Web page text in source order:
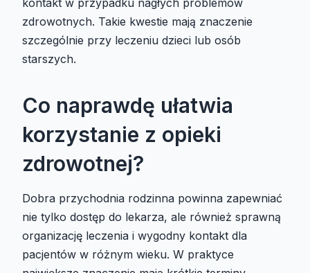
kontakt w przypadku nagłych problemów
zdrowotnych. Takie kwestie mają znaczenie
szczególnie przy leczeniu dzieci lub osób
starszych.
Co naprawdę ułatwia
korzystanie z opieki
zdrowotnej?
Dobra przychodnia rodzinna powinna zapewniać
nie tylko dostęp do lekarza, ale również sprawną
organizację leczenia i wygodny kontakt dla
pacjentów w różnym wieku. W praktyce